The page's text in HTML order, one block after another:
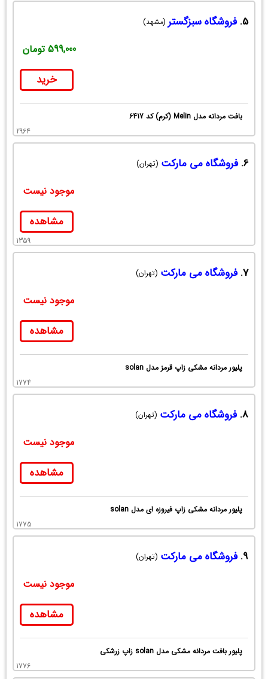
5. فروشگاه سبزگستر (مشهد)
599,000 تومان
خرید
بافت مردانه مدل Melin (کرم) کد 6417
2964
6. فروشگاه می مارکت (تهران)
موجود نیست
مشاهده
1359
7. فروشگاه می مارکت (تهران)
موجود نیست
مشاهده
پلیور مردانه مشکی زاپ قرمز مدل solan
1774
8. فروشگاه می مارکت (تهران)
موجود نیست
مشاهده
پلیور مردانه مشکی زاپ فیروزه ای مدل solan
1775
9. فروشگاه می مارکت (تهران)
موجود نیست
مشاهده
پلیور بافت مردانه مشکی مدل solan زاپ زرشکی
1776